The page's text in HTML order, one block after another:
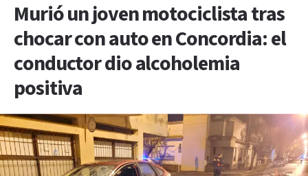
Murió un joven motociclista tras
chocar con auto en Concordia: el
conductor dio alcoholemia
positiva